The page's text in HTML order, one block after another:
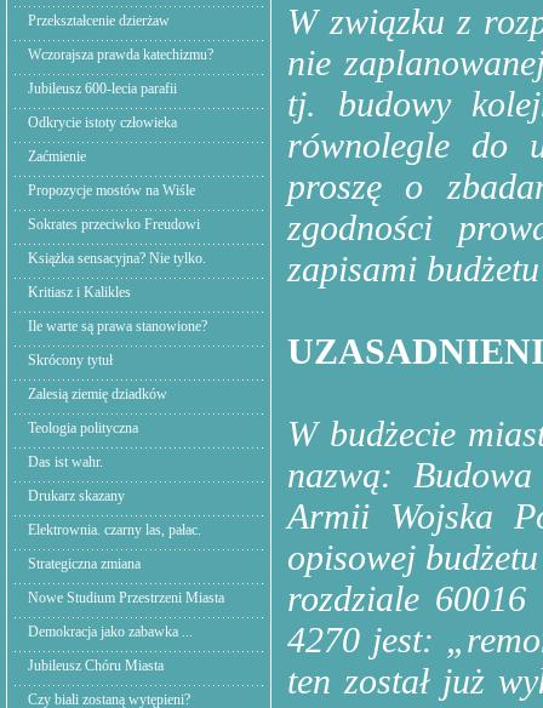
Przekształcenie dzierżaw
Wczorajsza prawda katechizmu?
Jubileusz 600-lecia parafii
Odkrycie istoty człowieka
Zaćmienie
Propozycje mostów na Wiśle
Sokrates przeciwko Freudowi
Książka sensacyjna? Nie tylko.
Kritiasz i Kalikles
Ile warte są prawa stanowione?
Skrócony tytuł
Zalesią ziemię dziadków
Teologia polityczna
Das ist wahr.
Drukarz skazany
Elektrownia. czarny las, pałac.
Strategiczna zmiana
Nowe Studium Przestrzeni Miasta
Demokracja jako zabawka ...
Jubileusz Chóru Miasta
Czy biali zostaną wytępieni?
W związku z
nie
tj. budowy
równolegle do
proszę o
zgodności
zapisami
W budżecie
nazwą:
Armii Wojska
opisowej
rozdziale
4270 jest:
ten został już